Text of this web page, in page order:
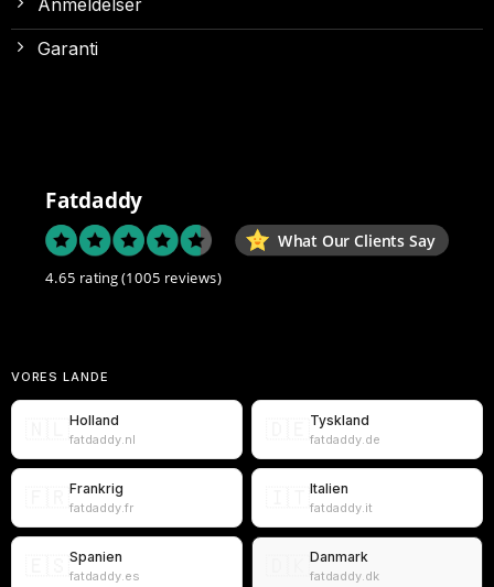
Garanti
Fatdaddy
What Our Clients Say
4.65 rating(1005 reviews)
VORES LANDE
Holland
fatdaddy.nl
Tyskland
fatdaddy.de
Frankrig
fatdaddy.fr
Italien
fatdaddy.it
Spanien
fatdaddy.es
Danmark
fatdaddy.dk